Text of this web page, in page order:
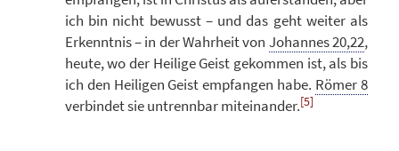
ich bin nicht bewusst – und das geht weiter als
Erkenntnis – in der Wahrheit von Johannes 20,22,
heute, wo der Heilige Geist gekommen ist, als bis
ich den Heiligen Geist empfangen habe. Römer 8
verbindet sie untrennbar miteinander.[5]